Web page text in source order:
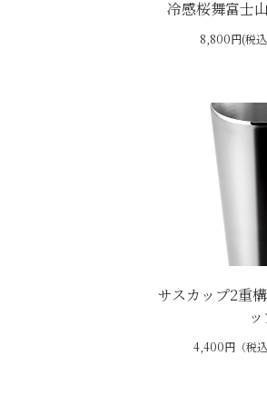
冷感桜舞富士
8,800円(税込
サスカップ2重
4,400円（税込